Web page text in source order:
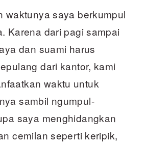
waktunya saya berkumpul
Karena dari pagi sampai
dan suami harus
dari kantor, kami
waktu untuk
sambil ngumpul-
saya menghidangkan
cemilan seperti keripik,